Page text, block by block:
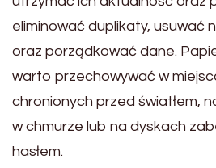
eliminować duplikaty, usuwać
oraz porządkować dane.
warto przechowywać w
chronionych przed światłem,
w chmurze lub na dyskach
hasłem.